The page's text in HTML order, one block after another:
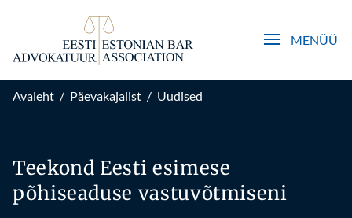
Open main
MENÜÜ
Avaleht / Päevakajalist / Uudised
Teekond Eesti esimese
põhiseaduse vastuvõtmiseni